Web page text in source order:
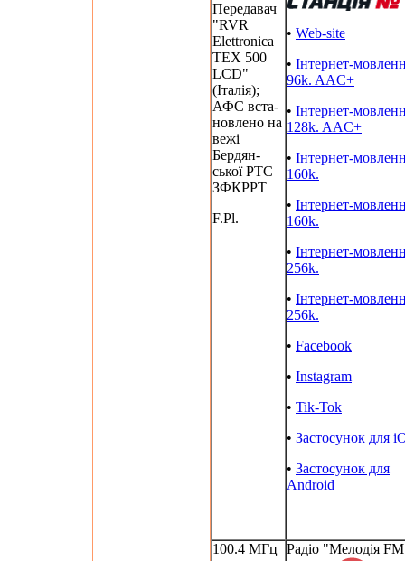
Передавач
"RVR
Elettronica
TEX 500
LCD"
(Італія);
АФС вста-
новлено на
вежі
Бердян-
ської РТС
ЗФКРРТ
F.Pl.
• Web-site
• Інтернет-
96k. AAC+
• Інтернет-
128k. AAC+
• Інтернет-
160k.
• Інтернет-
160k.
• Інтернет-
256k.
• Інтернет-
256k.
• Facebook
• Instagram
• Tik-Tok
• Застосунок для
• Застосунок для
Android
100.4 МГц
Радіо "Мелодія